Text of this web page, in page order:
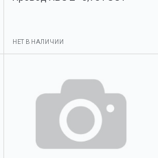
НЕТ В НАЛИЧИИ